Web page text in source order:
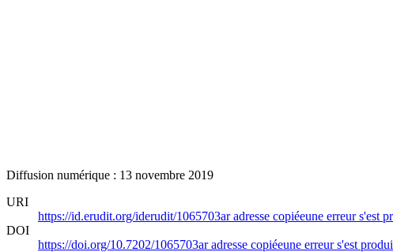
Diffusion numérique : 13 novembre 2019
URI
https://id.erudit.org/iderudit/1065703aradresse copiéeune erreur s'est
DOI
https://doi.org/10.7202/1065703aradresse copiéeune erreur s'est